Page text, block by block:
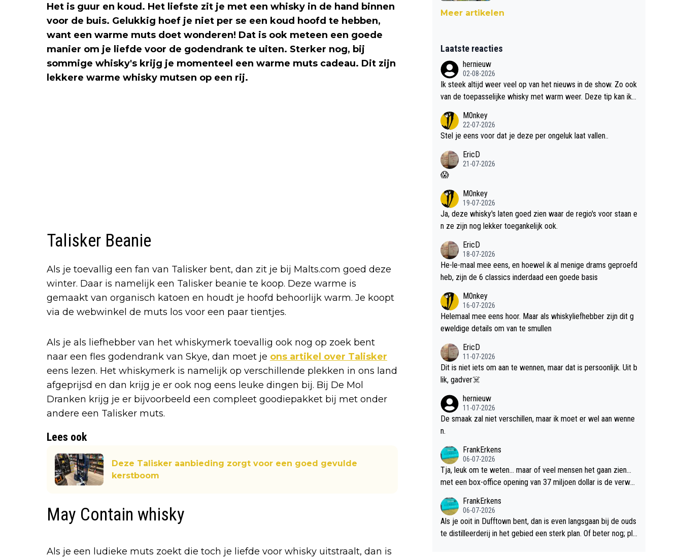
Het is guur en koud. Het liefste zit je met een whisky in de hand binnen
voor de buis. Gelukkig hoef je niet per se een koud hoofd te hebben,
want een warme muts doet wonderen! Dat is ook meteen een goede
manier om je liefde voor de godendrank te uiten. Sterker nog, bij
sommige whisky's krijg je momenteel een warme muts cadeau. Dit zijn
lekkere warme whisky mutsen op een rij.
Talisker Beanie
Als je toevallig een fan van Talisker bent, dan zit je bij Malts.com goed deze
winter. Daar is namelijk een Talisker beanie te koop. Deze warme is
gemaakt van organisch katoen en houdt je hoofd behoorlijk warm. Je koopt
via de webwinkel de muts los voor een paar tientjes.
Als je als liefhebber van het whiskymerk toevallig ook nog op zoek bent
naar een fles godendrank van Skye, dan moet je ons artikel over Talisker
eens lezen. Het whiskymerk is namelijk op verschillende plekken in ons land
afgeprijsd en dan krijg je er ook nog eens leuke dingen bij. Bij De Mol
Dranken krijg je er bijvoorbeeld een compleet goodiepakket bij met onder
andere een Talisker muts.
Lees ook
Deze Talisker aanbieding zorgt voor een goed gevulde
kerstboom
May Contain whisky
Als je een ludieke muts zoekt die toch je liefde voor whisky uitstraalt, dan is
Meer artikelen
Laatste reacties
hernieuw
02-08-2026
Ik steek altijd weer veel op van het nieuws in de show. Zo ook
van de toepasselijke whisky met warm weer. Deze tip kan ik
M0nkey
22-07-2026
Stel je eens voor dat je deze per ongeluk laat vallen..
EricD
21-07-2026
😱
M0nkey
19-07-2026
Ja, deze whisky's laten goed zien waar de regio's voor staan e
n ze zijn nog lekker toegankelijk ook.
EricD
18-07-2026
He-le-maal mee eens, en hoewel ik al menige drams geproefd
heb, zijn de 6 classics inderdaad een goede basis
M0nkey
16-07-2026
Helemaal mee eens hoor. Maar als whiskyliefhebber zijn dit g
eweldige details om van te smullen
EricD
11-07-2026
Dit is niet iets om aan te wennen, maar dat is persoonlijk. Uit b
lik, gadver☠️
hernieuw
11-07-2026
De smaak zal niet verschillen, maar ik moet er wel aan wenne
n.
FrankErkens
06-07-2026
Tja, leuk om te weten... maar of veel mensen het gaan zien...
met een box-office opening van 37 miljoen dollar is de verwa
FrankErkens
06-07-2026
Als je ooit in Dufftown bent, dan is even langsgaan bij de ouds
te distilleerderij in het gebied een sterk plan. Of beter nog; pla